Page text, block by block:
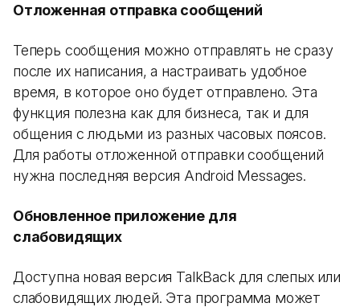
Отложенная отправка сообщений
Теперь сообщения можно отправлять не сразу
после их написания, а настраивать удобное
время, в которое оно будет отправлено. Эта
функция полезна как для бизнеса, так и для
общения с людьми из разных часовых поясов.
Для работы отложенной отправки сообщений
нужна последняя версия Android Messages.
Обновленное приложение для
слабовидящих
Доступна новая версия TalkBack для слепых или
слабовидящих людей. Эта программа может